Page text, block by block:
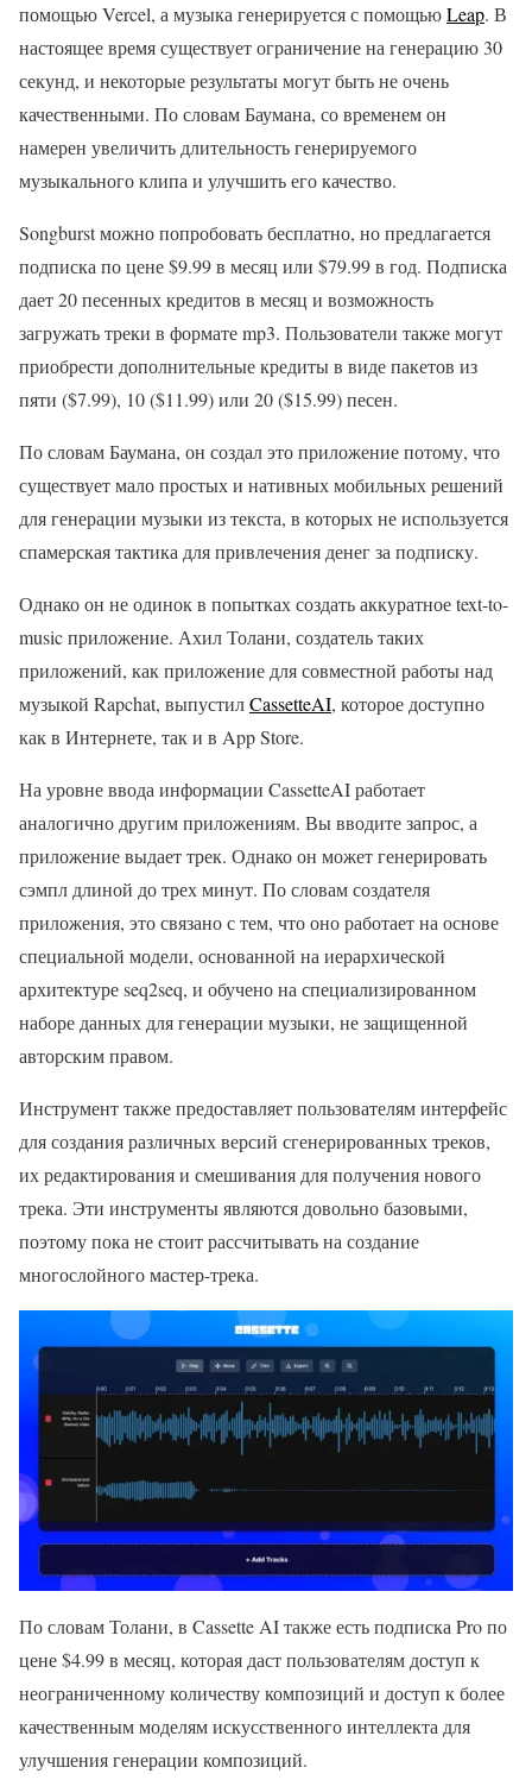
помощью Vercel, а музыка генерируется с помощьюLeap. В
настоящее время существует ограничение на генерацию 30
секунд, и некоторые результаты могут быть не очень
качественными. По словам Баумана, со временем он
намерен увеличить длительность генерируемого
музыкального клипа и улучшить его качество.
Songburst можно попробовать бесплатно, но предлагается
подписка по цене $9.99 в месяц или $79.99 в год. Подписка
дает 20 песенных кредитов в месяц и возможность
загружать треки в формате mp3. Пользователи также могут
приобрести дополнительные кредиты в виде пакетов из
пяти ($7.99), 10 ($11.99) или 20 ($15.99) песен.
По словам Баумана, он создал это приложение потому, что
существует мало простых и нативных мобильных решений
для генерации музыки из текста, в которых не используется
спамерская тактика для привлечения денег за подписку.
Однако он не одинок в попытках создать аккуратное text-to-
music приложение. Ахил Толани, создатель таких
приложений, как приложение для совместной работы над
музыкой Rapchat, выпустилCassetteAI, которое доступно
как в Интернете, так и в App Store.
На уровне ввода информации CassetteAI работает
аналогично другим приложениям. Вы вводите запрос, а
приложение выдает трек. Однако он может генерировать
сэмпл длиной до трех минут. По словам создателя
приложения, это связано с тем, что оно работает на основе
специальной модели, основанной на иерархической
архитектуре seq2seq, и обучено на специализированном
наборе данных для генерации музыки, не защищенной
авторским правом.
Инструмент также предоставляет пользователям интерфейс
для создания различных версий сгенерированных треков,
их редактирования и смешивания для получения нового
трека. Эти инструменты являются довольно базовыми,
поэтому пока не стоит рассчитывать на создание
многослойного мастер-трека.
По словам Толани, в Cassette AI также есть подписка Pro по
цене $4.99 в месяц, которая даст пользователям доступ к
неограниченному количеству композиций и доступ к более
качественным моделям искусственного интеллекта для
улучшения генерации композиций.